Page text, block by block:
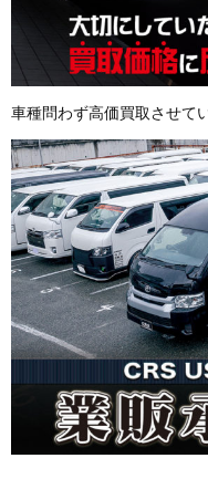
車種問わず高価買取させて